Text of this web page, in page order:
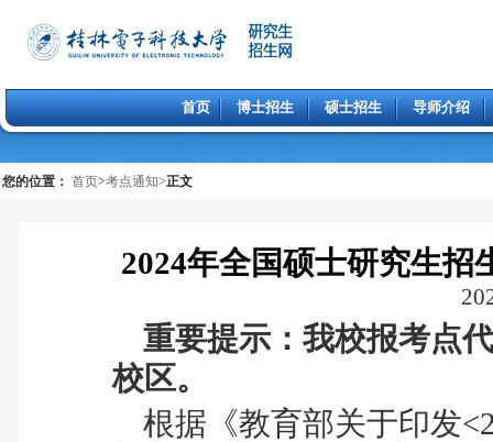
首页 博士招生 硕士招生 导师介绍
您的位置： 首页>考点通知>正文
2024年全国硕士研究生招
重要提示： 我校报考点
校区。
根据《教育部关于印发